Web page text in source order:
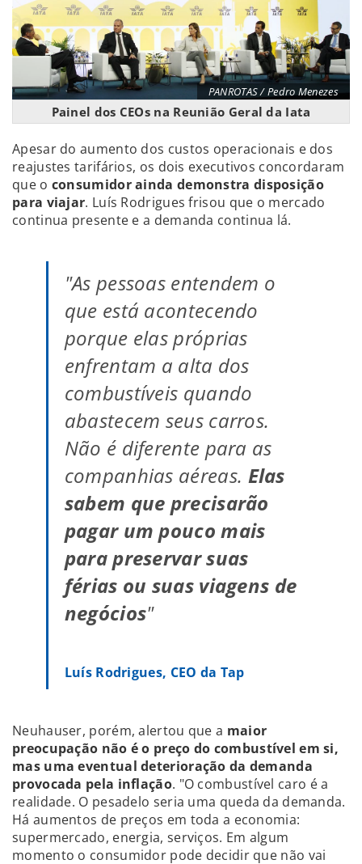
PANROTAS / Pedro Menezes
Painel dos CEOs na Reunião Geral da Iata
Apesar do aumento dos custos operacionais e dos
reajustes tarifários, os dois executivos concordaram
que o consumidor ainda demonstra disposição
para viajar. Luís Rodrigues frisou que o mercado
continua presente e a demanda continua lá.
"As pessoas entendem o
que está acontecendo
porque elas próprias
enfrentam a alta dos
combustíveis quando
abastecem seus carros.
Não é diferente para as
companhias aéreas. Elas
sabem que precisarão
pagar um pouco mais
para preservar suas
férias ou suas viagens de
negócios"
Luís Rodrigues, CEO da Tap
Neuhauser, porém, alertou que a maior
preocupação não é o preço do combustível em si,
mas uma eventual deterioração da demanda
provocada pela inflação. "O combustível caro é a
realidade. O pesadelo seria uma queda da demanda.
Há aumentos de preços em toda a economia:
supermercado, energia, serviços. Em algum
momento o consumidor pode decidir que não vai